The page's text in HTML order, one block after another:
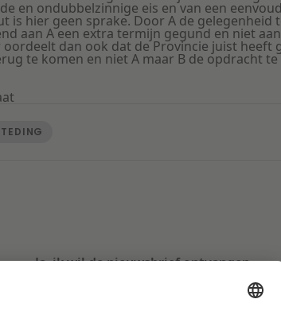
en ondubbelzinnige eis en van een
is hier geen sprake. Door A de gelegenheid
aan A een extra termijn gegund en niet
dan ook dat de Provincie juist heeft
te komen en niet A maar B de opdracht
Ja, ik wil de nieuwsbrief ontvangen